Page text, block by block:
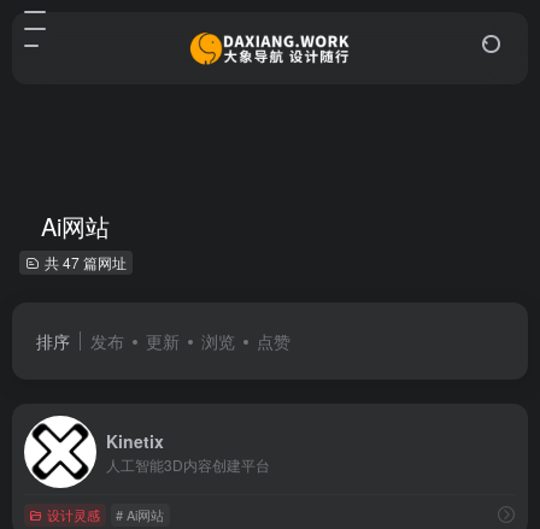
Ai网站
共 47 篇网址
排序 发布 更新 浏览 点赞
Kinetix
人工智能3D内容创建平台
设计灵感 # Ai网站